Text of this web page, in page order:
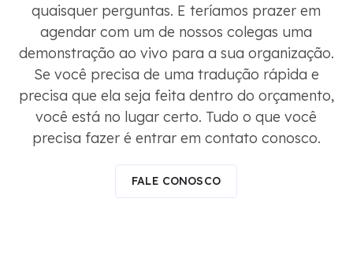
quaisquer perguntas. E teríamos prazer em
agendar com um de nossos colegas uma
demonstração ao vivo para a sua organização.
Se você precisa de uma tradução rápida e
precisa que ela seja feita dentro do orçamento,
você está no lugar certo. Tudo o que você
precisa fazer é entrar em contato conosco.
FALE CONOSCO